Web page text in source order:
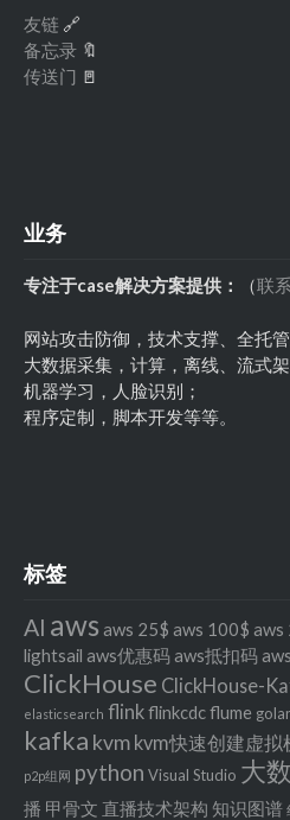
友链 🔗
备忘录 🔖
传送门 🚪
业务
专注于case解决方案提供： （联
网站攻击防御，技术支撑、全托管
大数据采集，计算，离线、流式
机器学习，人脸识别；
程序定制，脚本开发等等。
标签
AI aws aws 25$ aws 100$ aws
lightsail aws优惠码 aws抵扣码
ClickHouse ClickHouse-
elasticsearch flinkflinkcdcflume
kafka kvm kvm快速创建虚拟
p2p组网 python Visual Studio 大
播 甲骨文 直播技术架构 知识图谱